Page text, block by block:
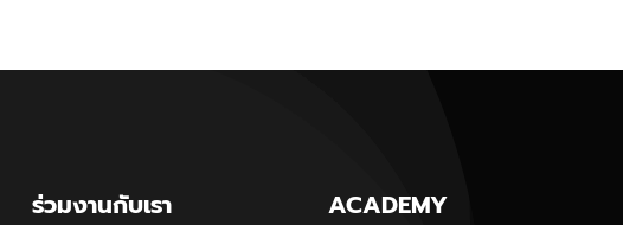
ร่วมงานกับเรา ACADEMY